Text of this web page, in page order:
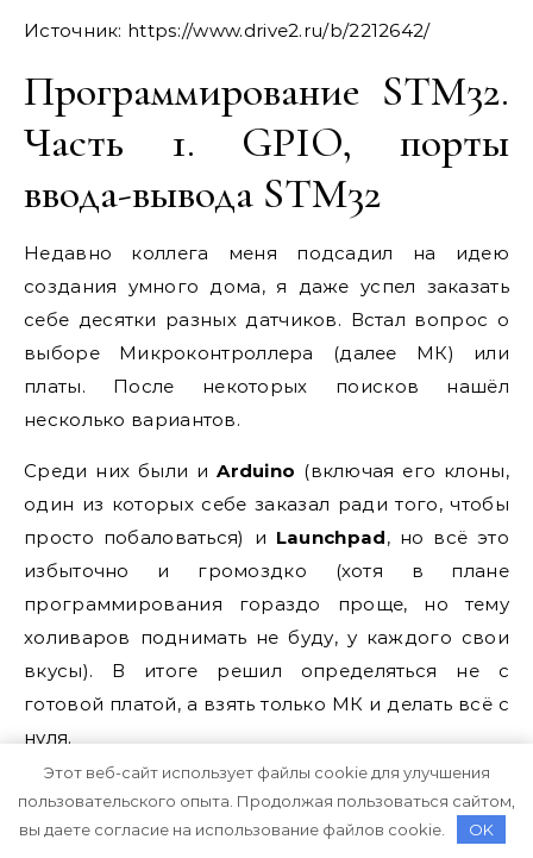
Источник: https://www.drive2.ru/b/2212642/
Программирование STM32.
Часть 1. GPIO, порты
ввода-вывода STM32
Недавно коллега меня подсадил на идею
создания умного дома, я даже успел заказать
себе десятки разных датчиков. Встал вопрос о
выборе Микроконтроллера (далее МК) или
платы. После некоторых поисков нашёл
несколько вариантов.
Среди них были иArduino (включая его клоны,
один из которых себе заказал ради того, чтобы
просто побаловаться) и Launchpad, но всё это
избыточно и громоздко (хотя в плане
программирования гораздо проще, но тему
холиваров поднимать не буду, у каждого свои
вкусы). В итоге решил определяться не с
готовой платой, а взять только МК и делать всё с
нуля.
В итоге выбирал междуAtmel ATtiny
(2313),Atmel ATmega(решил
Этот веб-сайт использует файлы cookie для улучшения
пользовательского опыта. Продолжая пользоваться сайтом,
вы даете согласие на использование файлов cookie.
OK